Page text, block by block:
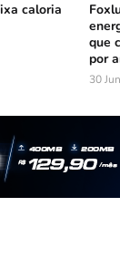
caloria
que
por
30